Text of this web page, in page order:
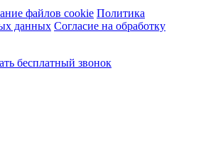
файлов cookie Политика
данных Согласие на обработку
бесплатный звонок